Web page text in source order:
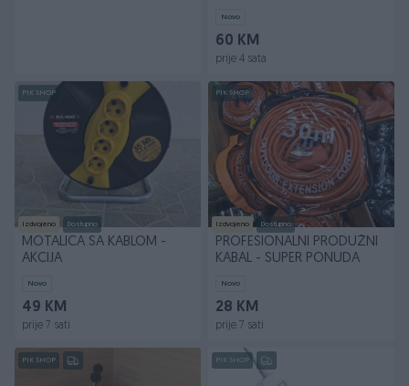
Novo
60 KM
prije 4 sata
PIK SHOP
Izdvojeno Dostupno
MOTALICA SA KABLOM -
AKCIJA
Novo
49 KM
prije 7 sati
PIK SHOP
Izdvojeno Dostupno
PROFESIONALNI PRODUŽNI
KABAL - SUPER PONUDA
Novo
28 KM
prije 7 sati
PIK SHOP PIK SHOP